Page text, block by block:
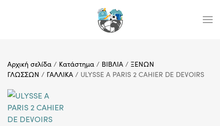
Αρχική σελίδα / Κατάστημα / ΒΙΒΛΙΑ / ΞΕΝΩΝ
ΓΛΩΣΣΩΝ / ΓΑΛΛΙΚΑ / ULYSSE A PARIS 2 CAHIER DE DEVOIRS